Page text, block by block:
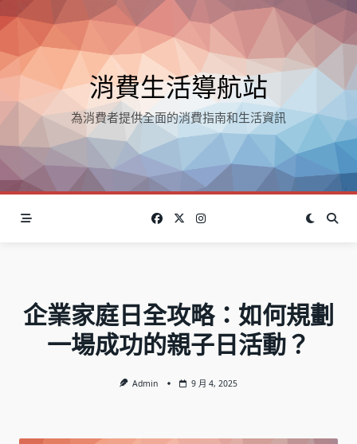
Skip
to
content
消費生活導航站
為消費者提供全面的消費指南和生活資訊
企業家庭日全攻略：如何規劃
一場成功的親子日活動？
Admin 9 月 4, 2025